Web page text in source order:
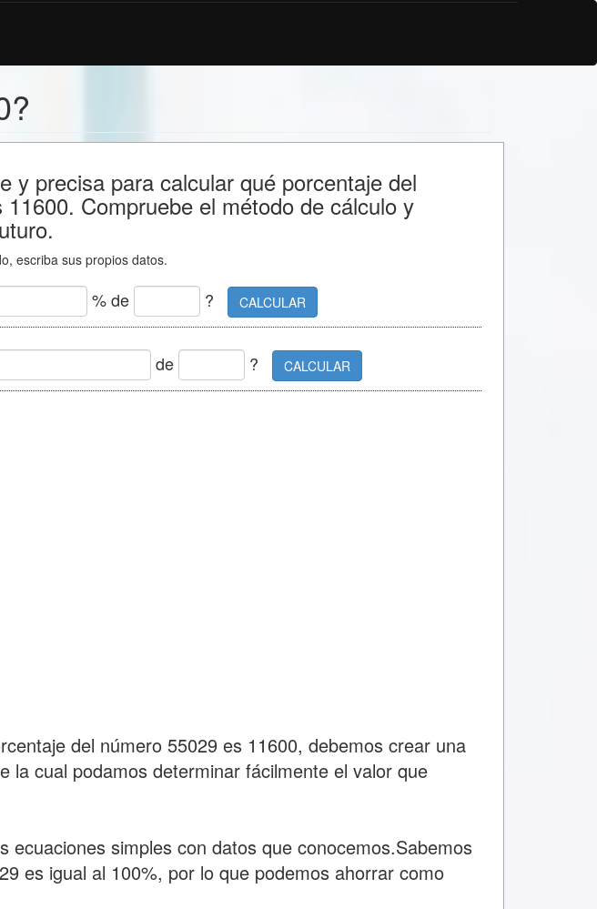
y precisa para calcular qué porcentaje del
Compruebe el método de cálculo y
escriba sus propios datos.
% de ? CALCULAR
de ? CALCULAR
del número 55029 es 11600, debemos crear una
la cual podamos determinar fácilmente el valor que
ecuaciones simples con datos que conocemos.Sabemos
es igual al 100%, por lo que podemos ahorrar como